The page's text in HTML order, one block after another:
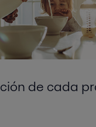
de cada